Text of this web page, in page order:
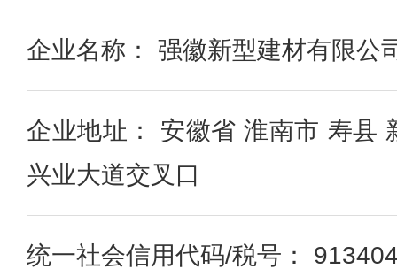
企业名称： 强徽新型建材有限公
企业地址： 安徽省 淮南市 寿县
兴业大道交叉口
统一社会信用代码/税号：